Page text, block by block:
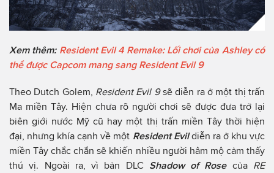
Xem thêm: Resident Evil 4 Remake: Lối chơi của Ashley có
thể được Capcom mang sang Resident Evil 9
Theo Dutch Golem, Resident Evil 9sẽ diễn ra ở một thị trấn
Ma miền Tây. Hiện chưa rõ người chơi sẽ được đưa trở lại
biên giới nước Mỹ cũ hay một thị trấn miền Tây thời hiện
đại, nhưng khía cạnh về một Resident Evildiễn ra ở khu vực
miền Tây chắc chắn sẽ khiến nhiều người hâm mộ cảm thấy
thú vị. Ngoài ra, vì bản DLC Shadow of Rose của RE